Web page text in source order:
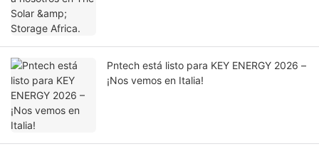
Pntech está listo para KEY ENERGY 2026 –
¡Nos vemos en Italia!